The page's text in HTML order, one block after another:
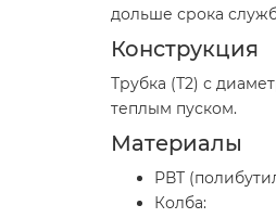
дольше срока
Конструкция
Трубка (Т2) с
теплым пуском.
Материалы
РВТ
Колба: